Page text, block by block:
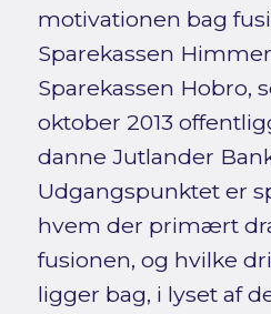
motivationen bag
Sparekassen
Sparekassen Hobro,
oktober 2013
danne Jutlander
Udgangspunktet er
hvem der primært
fusionen, og hvilke
ligger bag, i lyset af